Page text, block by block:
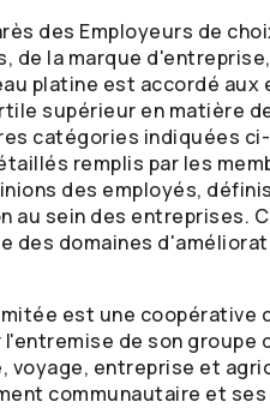
des Employeurs de
de la marque
platine est accordé
supérieur en matière
catégories indiquées
remplis par les
des employés,
au sein des entreprises.
des domaines
est une coopérative
l'entremise de son groupe
voyage, entreprise et
communautaire et